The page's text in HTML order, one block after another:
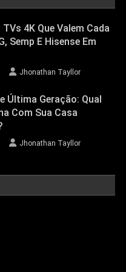
4K Que Valem Cada
Semp E Hisense Em
Jhonathan Tayllor
Última Geração: Qual
Com Sua Casa
Jhonathan Tayllor